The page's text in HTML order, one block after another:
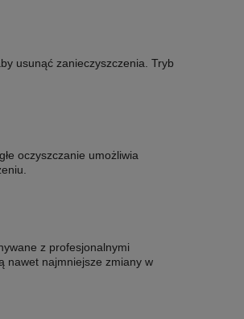
usunąć zanieczyszczenia. Tryb
oczyszczanie umożliwia
z profesjonalnymi
nawet najmniejsze zmiany w